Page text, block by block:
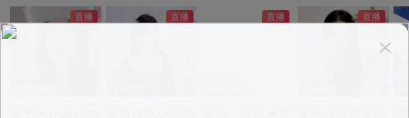
张朝阳 @张朝阳的英语课 @麦小麦 @搜
科学探索小组 @涛姐是女神 @狐圈圈 @